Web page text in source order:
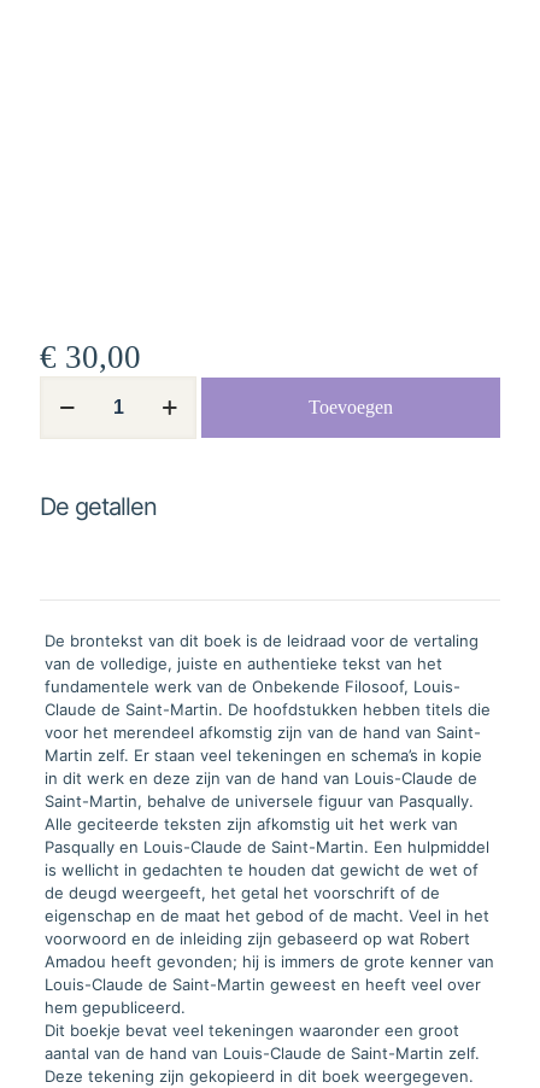
€ 30,00
getallen
Toevoegen
De getallen
De brontekst van dit boek is de leidraad voor de vertaling
van de volledige, juiste en authentieke tekst van het
fundamentele werk van de Onbekende Filosoof, Louis-
Claude de Saint-Martin. De hoofdstukken hebben titels die
voor het merendeel afkomstig zijn van de hand van Saint-
Martin zelf. Er staan veel tekeningen en schema’s in kopie
in dit werk en deze zijn van de hand van Louis-Claude de
Saint-Martin, behalve de universele figuur van Pasqually.
Alle geciteerde teksten zijn afkomstig uit het werk van
Pasqually en Louis-Claude de Saint-Martin. Een hulpmiddel
is wellicht in gedachten te houden dat gewicht de wet of
de deugd weergeeft, het getal het voorschrift of de
eigenschap en de maat het gebod of de macht. Veel in het
voorwoord en de inleiding zijn gebaseerd op wat Robert
Amadou heeft gevonden; hij is immers de grote kenner van
Louis-Claude de Saint-Martin geweest en heeft veel over
hem gepubliceerd.
Dit boekje bevat veel tekeningen waaronder een groot
aantal van de hand van Louis-Claude de Saint-Martin zelf.
Deze tekening zijn gekopieerd in dit boek weergegeven.